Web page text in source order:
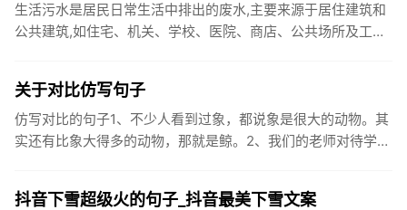
生活污水是居民日常生活中排出的废水,主要来源于居住建筑和
公共建筑,如住宅、机关、学校、医院、商店、公共场所及工业
关于对比仿写句子
仿写对比的句子1、不少人看到过象，都说象是很大的动物。其
实还有比象大得多的动物，那就是鲸。2、我们的老师对待学生
抖音下雪超级火的句子_抖音最美下雪文案